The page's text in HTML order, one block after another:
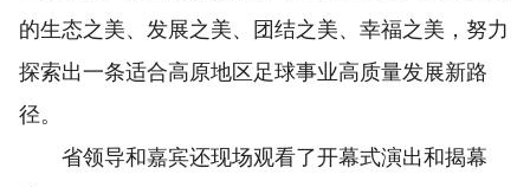
的生态之美、发展之美、团结之美、幸福之美，努力
探索出一条适合高原地区足球事业高质量发展新路
径。
省领导和嘉宾还现场观看了开幕式演出和揭幕